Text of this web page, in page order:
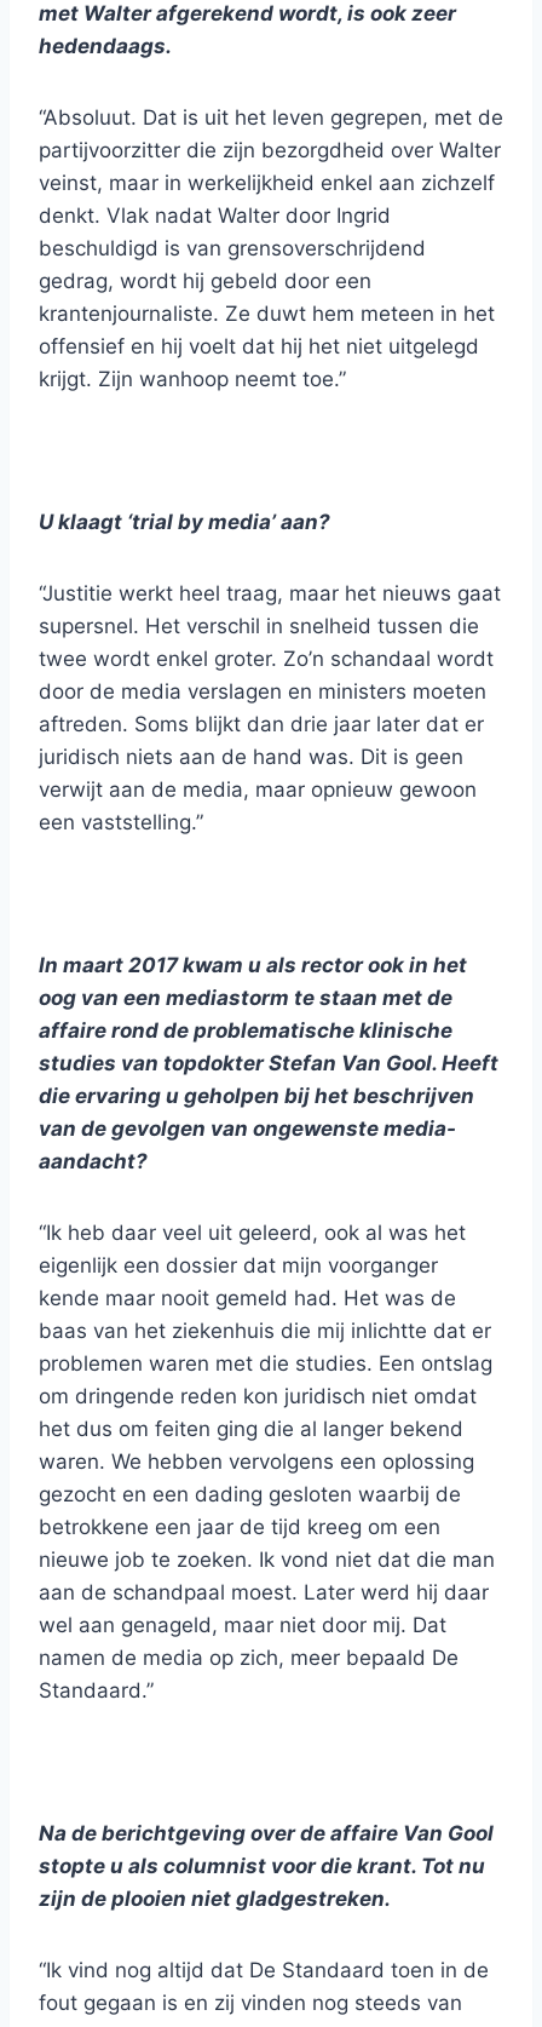
met Walter afgerekend wordt, is ook zeer
hedendaags.
“Absoluut. Dat is uit het leven gegrepen, met de
partijvoorzitter die zijn bezorgdheid over Walter
veinst, maar in werkelijkheid enkel aan zichzelf
denkt. Vlak nadat Walter door Ingrid
beschuldigd is van grensoverschrijdend
gedrag, wordt hij gebeld door een
krantenjournaliste. Ze duwt hem meteen in het
offensief en hij voelt dat hij het niet uitgelegd
krijgt. Zijn wanhoop neemt toe.”
U klaagt ‘trial by media’ aan?
“Justitie werkt heel traag, maar het nieuws gaat
supersnel. Het verschil in snelheid tussen die
twee wordt enkel groter. Zo’n schandaal wordt
door de media verslagen en ministers moeten
aftreden. Soms blijkt dan drie jaar later dat er
juridisch niets aan de hand was. Dit is geen
verwijt aan de media, maar opnieuw gewoon
een vaststelling.”
In maart 2017 kwam u als rector ook in het
oog van een mediastorm te staan met de
affaire rond de problematische klinische
studies van topdokter Stefan Van Gool. Heeft
die ervaring u geholpen bij het beschrijven
van de gevolgen van ongewenste media-
aandacht?
“Ik heb daar veel uit geleerd, ook al was het
eigenlijk een dossier dat mijn voorganger
kende maar nooit gemeld had. Het was de
baas van het ziekenhuis die mij inlichtte dat er
problemen waren met die studies. Een ontslag
om dringende reden kon juridisch niet omdat
het dus om feiten ging die al langer bekend
waren. We hebben vervolgens een oplossing
gezocht en een dading gesloten waarbij de
betrokkene een jaar de tijd kreeg om een
nieuwe job te zoeken. Ik vond niet dat die man
aan de schandpaal moest. Later werd hij daar
wel aan genageld, maar niet door mij. Dat
namen de media op zich, meer bepaald De
Standaard.”
Na de berichtgeving over de affaire Van Gool
stopte u als columnist voor die krant. Tot nu
zijn de plooien niet gladgestreken.
“Ik vind nog altijd dat De Standaard toen in de
fout gegaan is en zij vinden nog steeds van